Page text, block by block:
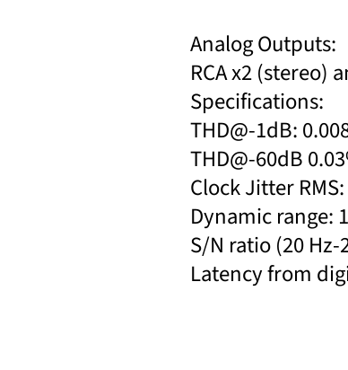
Analog Outputs:
RCA x2 (stereo)
Specifications:
THD@-1dB:
THD@-60dB
Clock Jitter
Dynamic range:
S/N ratio (20
Latency from